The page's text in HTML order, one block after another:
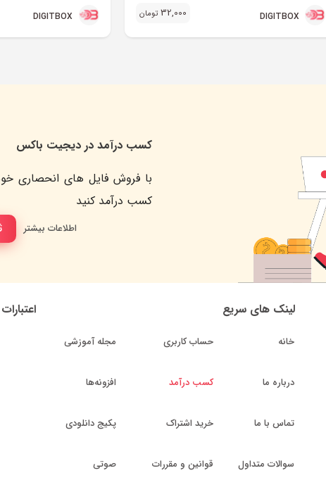
DIGITBOX
32,000 تومان DIGITBOX
کسب درآمد در دیجیت باکس
با فروش فایل های انحصاری
کسب درآمد کنید
اطلاعات بیشتر
لینک های سریع
خانه
درباره ما
تماس با ما
سوالات متداول
حساب کاربری
کسب درآمد
خرید اشتراک
قوانین و مقررات
مجله آموزشی
افزونه‌ها
پکیج دانلودی
صوتی
اعتبارات